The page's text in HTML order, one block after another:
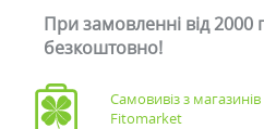
При замовленні від 2000
безкоштовно!
Самовивіз з магазинів
Fitomarket